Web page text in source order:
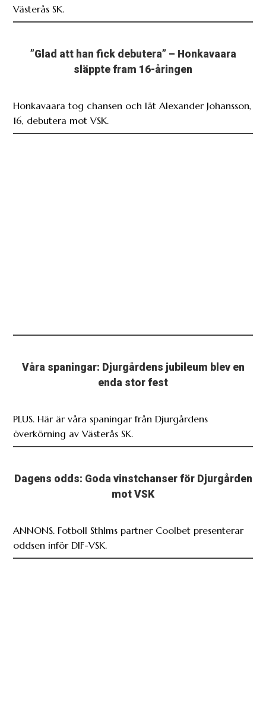
Västerås SK.
”Glad att han fick debutera” – Honkavaara
släppte fram 16-åringen
Honkavaara tog chansen och lät Alexander Johansson,
16, debutera mot VSK.
Våra spaningar: Djurgårdens jubileum blev en
enda stor fest
PLUS. Här är våra spaningar från Djurgårdens
överkörning av Västerås SK.
Dagens odds: Goda vinstchanser för Djurgården
mot VSK
ANNONS. Fotboll Sthlms partner Coolbet presenterar
oddsen inför DIF-VSK.